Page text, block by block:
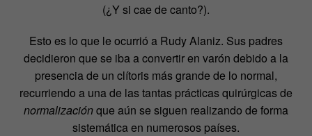
(¿Y si cae de canto?).
Esto es lo que le ocurrió a Rudy Alaniz. Sus padres
decidieron que se iba a convertir en varón debido a la
presencia de un clítoris más grande de lo normal,
recurriendo a una de las tantas prácticas quirúrgicas de
normalizaciónque aún se siguen realizando de forma
sistemática en numerosos países.